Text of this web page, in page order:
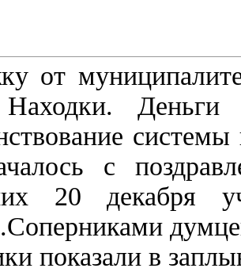
от
с
20 декабря
показали в